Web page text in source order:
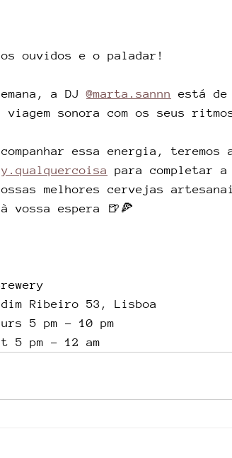
ouvidos e o paladar!
a DJ @marta.sannn
está de
viagem sonora com os seus
essa energia,
para completar
melhores cervejas
vossa espera 🍺🍕
Ribeiro 53, Lisboa
5 pm - 10 pm
5 pm - 12 am